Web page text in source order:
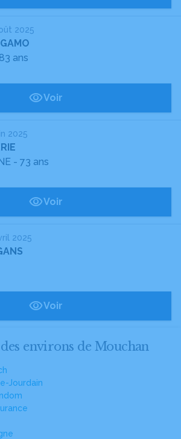
2025
ans
Voir
2025
- 73 ans
Voir
2025
Voir
environs de Mouchan
Jourdain